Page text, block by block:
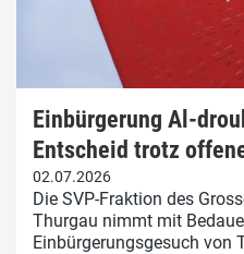
Einbürgerung Al-
Entscheid trotz
02.07.2026
Die SVP-Fraktion des
Thurgau nimmt mit
Einbürgerungsgesuch von